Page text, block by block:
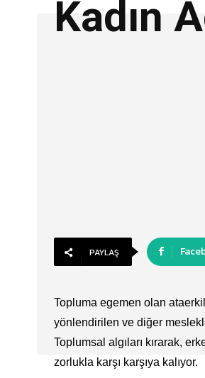
Kadın
PAYLAŞ
Topluma egemen olan
yönlendirilen ve diğer
Toplumsal algıları kırarak,
zorlukla karşı karşıya kalıyor.